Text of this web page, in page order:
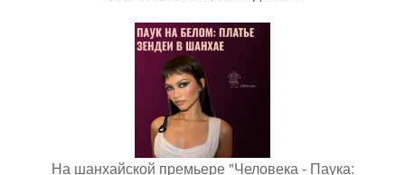
На шанхайской премьере "Человека - Паука: